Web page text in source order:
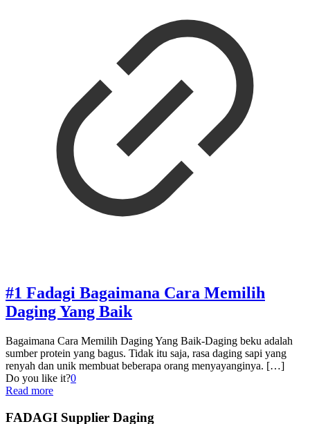
#1 Fadagi Bagaimana Cara Memilih
Daging Yang Baik
Bagaimana Cara Memilih Daging Yang Baik-Daging beku adalah
sumber protein yang bagus. Tidak itu saja, rasa daging sapi yang
renyah dan unik membuat beberapa orang menyayanginya. […]
Do you like it?0
Read more
FADAGI Supplier Daging